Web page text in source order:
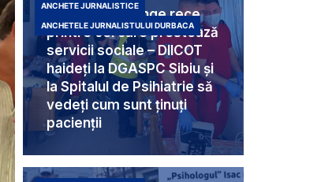
Criminali cu sânge rece
printre cei care prestează
servicii sociale – DIICOT
haideți la DGASPC Sibiu și
la Spitalul de Psihiatrie să
vedeți cum sunt ținuți
pacienții
ANCHETE JURNALISTICE
ANCHETELE JURNALISTULUI DURBACA